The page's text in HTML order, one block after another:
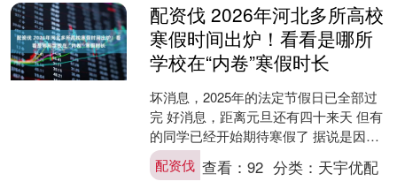
配资伐 2026年河北多所高校
寒假时间出炉！看看是哪所
学校在“内卷”寒假时长
坏消息，2025年的法定节假日已全部过
完 好消息，距离元旦还有四十来天 但有
的同学已经开始期待寒假了 据说是因为
这个假期会“超长待机” （说的是不是你
） 今天....
配资伐 查看：92 分类： 天宇优配